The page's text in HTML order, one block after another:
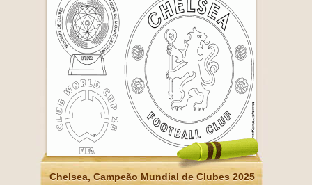
Chelsea, Campeão Mundial de Clubes 2025